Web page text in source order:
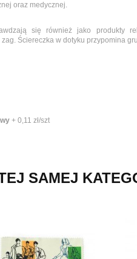
oraz medycznej.
się również jako produkty
Ściereczka w dotyku przypomina
+ 0,11 zł/szt
SAMEJ